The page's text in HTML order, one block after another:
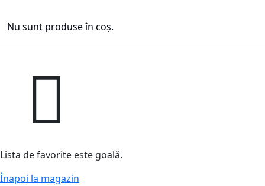
Nu sunt produse în coș.
Lista de favorite este goală.
Înapoi la magazin